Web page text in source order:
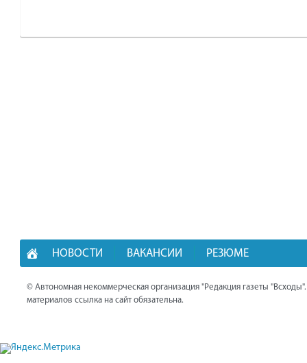
НОВОСТИ ВАКАНСИИ РЕЗЮМЕ
© Автономная некоммерческая организация "Редакция газеты
материалов ссылка на сайт обязательна.